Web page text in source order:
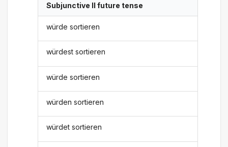
Subjunctive II future tense
würde sortieren
würdest sortieren
würde sortieren
würden sortieren
würdet sortieren